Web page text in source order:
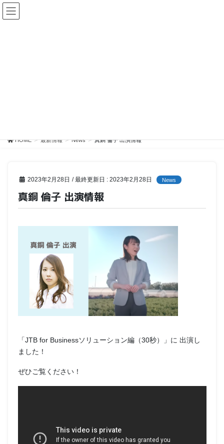
HOME 最新情報 News 真銅 倫子 出演情報
2023年2月28日 / 最終更新日 : 2023年2月28日 News
真銅 倫子 出演情報
「JTB for Businessソリューション編（30秒）」に 出演し
ました！
ぜひご覧ください！